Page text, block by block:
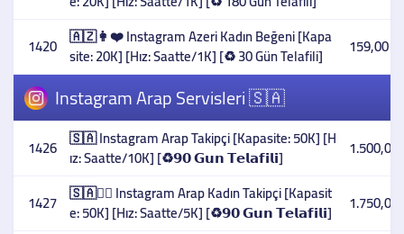
1420 🇦🇿👩❤️ Instagram Azeri Kadın Beğeni [Kapa
site: 20K] [Hız: Saatte/1K] [♻️ 30 Gün Telafili] 159,00 TL
Instagram Arap Servisleri 🇸🇦
1426 🇸🇦 Instagram Arap Takipçi [Kapasite: 50K] [H
ız: Saatte/10K] [♻️𝟵𝟬 𝗚𝘂𝗻 𝗧𝗲𝗹𝗮𝗳𝗶𝗹𝗶] 1.500,00
1427 🇸🇦👳‍♀️ Instagram Arap Kadın Takipçi [Kapasit
e: 50K] [Hız: Saatte/5K] [♻️𝟵𝟬 𝗚𝘂𝗻 𝗧𝗲𝗹𝗮𝗳𝗶𝗹𝗶] 1.750,00